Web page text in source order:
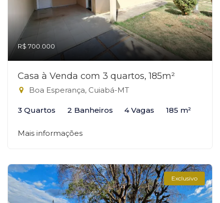
R$ 700.000
Casa à Venda com 3 quartos, 185m²
Boa Esperança, Cuiabá-MT
3 Quartos 2 Banheiros 4 Vagas 185 m²
Mais informações
Exclusivo